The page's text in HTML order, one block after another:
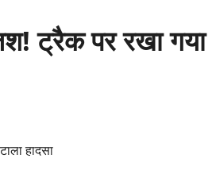
ट्रैक पर रखा गया